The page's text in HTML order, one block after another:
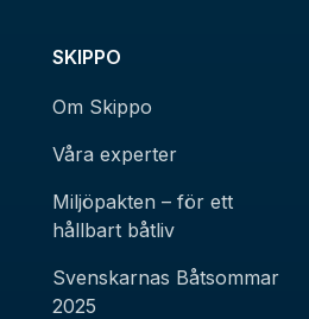
SKIPPO
Om Skippo
Våra experter
Miljöpakten – för ett
hållbart båtliv
Svenskarnas Båtsommar
2025